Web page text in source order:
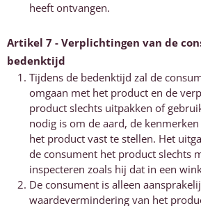
heeft ontvangen.
Artikel 7 - Verplichtingen van de
bedenktijd
Tijdens de bedenktijd zal de
omgaan met het product en de
product slechts uitpakken of
nodig is om de aard, de
het product vast te stellen. Het
de consument het product slechts
inspecteren zoals hij dat in een
De consument is alleen
waardevermindering van het